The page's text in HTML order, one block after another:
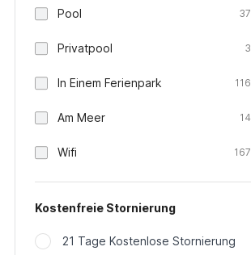
Pool 37
Privatpool 3
In Einem Ferienpark 116
Am Meer 14
Wifi 167
Kostenfreie Stornierung
21 Tage Kostenlose Stornierung